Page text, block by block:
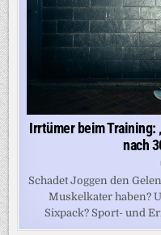
Irrtümer beim
nach
Schadet Joggen den
Muskelkater haben?
Sixpack? Sport- und